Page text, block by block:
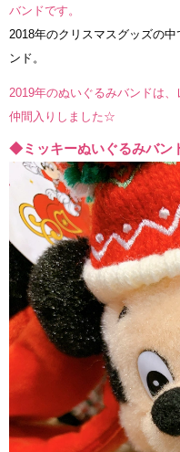
バンドです。
2018年のクリスマスグッズの
ンド。
2019年のぬいぐるみバンドは
仲間入りしました☆
◆ミッキーぬいぐるみバン